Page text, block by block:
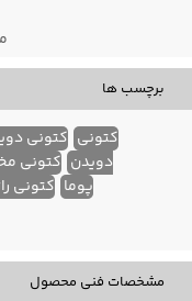
برچسب ها
کتونی کتونی
دویدن کتونی
پوما کتونی
مشخصات فنی محصول